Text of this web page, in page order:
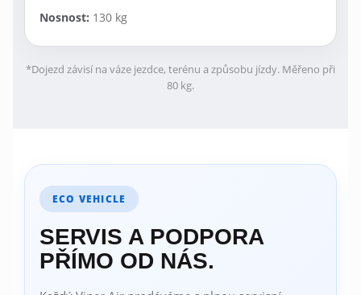
Nosnost: 130 kg
*Dojezd závisí na váze jezdce, terénu a způsobu jízdy. Měřeno při
80 kg.
ECO VEHICLE
SERVIS A PODPORA
PŘÍMO OD NÁS.